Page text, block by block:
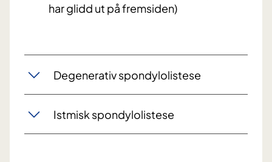
har glidd ut på fremsiden)
Degenerativ spondylolistese
Istmisk spondylolistese